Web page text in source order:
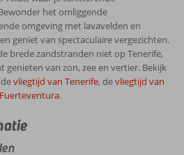
het omliggende
omgeving met lavavelden en
geniet van spectaculaire vergezichten.
brede zandstranden niet op Tenerife,
genieten van zon, zee en vertier. Bekijk
vliegtijd van Tenerife, devliegtijd van
.